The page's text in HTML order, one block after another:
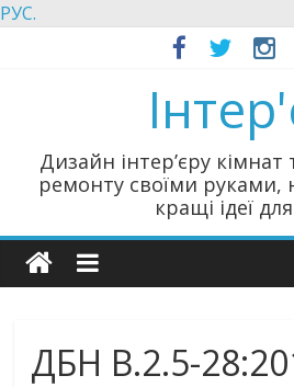
РУС.
Дизайн інтер’єру кімнат
ремонту своїми руками,
кращі ідеї
ДБН В.2.5-